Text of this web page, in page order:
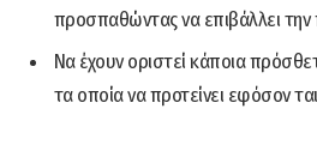
προσπαθώντας να επιβάλλει
Να έχουν οριστεί κάποια
τα οποία να προτείνει εφόσον